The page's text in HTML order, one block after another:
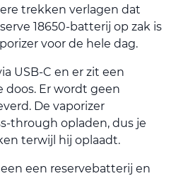
trekken verlagen dat
18650-batterij op zak is
voor de hele dag.
USB-C en er zit een
Er wordt geen
De vaporizer
through opladen, dus je
terwijl hij oplaadt.
een reservebatterij en